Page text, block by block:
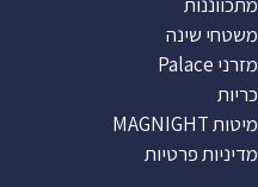
משטחי שינה
מזרני Palace
כריות
מיטות MAGNIGHT
מדיניות פרטיות